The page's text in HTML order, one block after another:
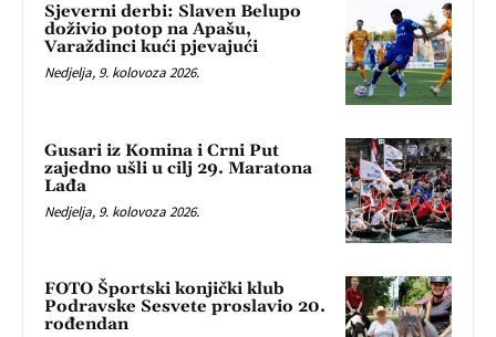
Sjeverni derbi: Slaven Belupo
doživio potop na Apašu,
Varaždinci kući pjevajući
Nedjelja, 9. kolovoza 2026.
Gusari iz Komina i Crni Put
zajedno ušli u cilj 29. Maratona
Lađa
Nedjelja, 9. kolovoza 2026.
FOTO Športski konjički klub
Podravske Sesvete proslavio 20.
rođendan